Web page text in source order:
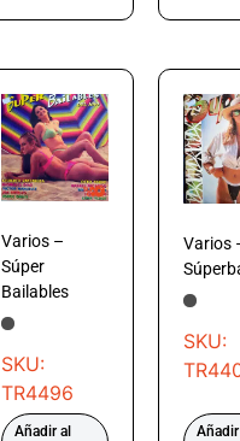
Varios –
Súper
Bailables
SKU:
TR4496
Añadir al
Varios
SKU: